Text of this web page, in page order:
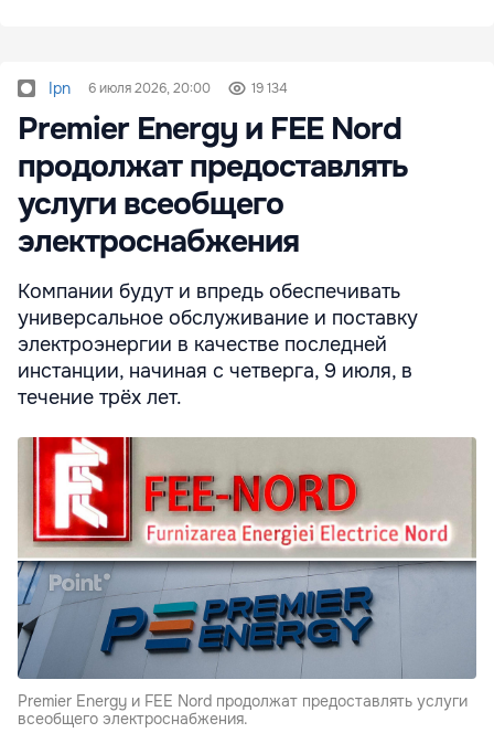
Ipn 6 июля 2026, 20:00 19 134
Premier Energy и FEE Nord
продолжат предоставлять
услуги всеобщего
электроснабжения
Компании будут и впредь обеспечивать
универсальное обслуживание и поставку
электроэнергии в качестве последней
инстанции, начиная с четверга, 9 июля, в
течение трёх лет.
Premier Energy и FEE Nord продолжат предоставлять услуги
всеобщего электроснабжения.